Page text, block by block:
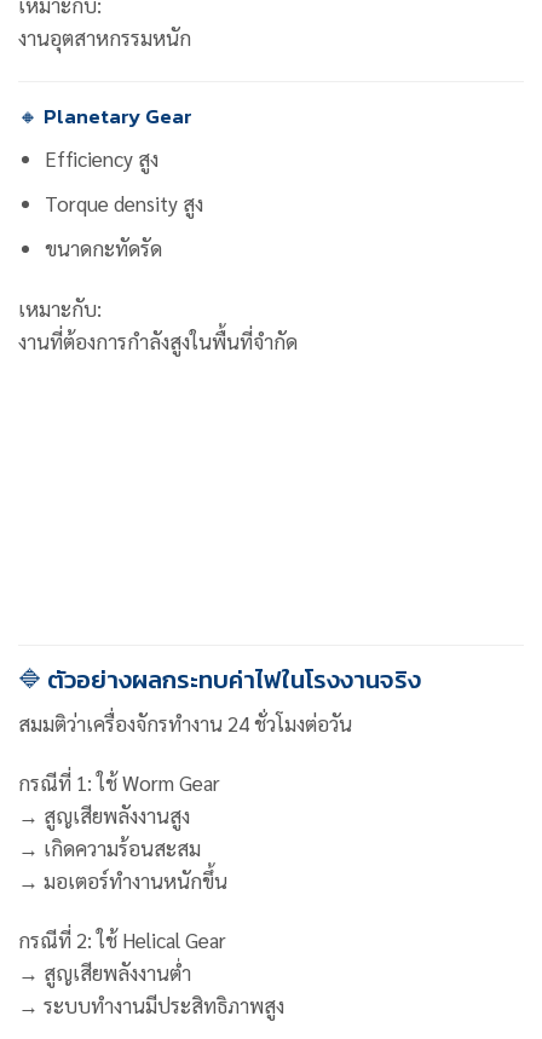
งานอุตสาหกรรมหนัก
🔸 Planetary Gear
Efficiency สูง
Torque density สูง
ขนาดกะทัดรัด
เหมาะกับ:
งานที่ต้องการกำลังสูงในพื้นที่จำกัด
🔷 ตัวอย่างผลกระทบค่าไฟในโรงงานจริง
สมมติว่าเครื่องจักรทำงาน 24 ชั่วโมงต่อวัน
กรณีที่ 1: ใช้ Worm Gear
→ สูญเสียพลังงานสูง
→ เกิดความร้อนสะสม
→ มอเตอร์ทำงานหนักขึ้น
กรณีที่ 2: ใช้ Helical Gear
→ สูญเสียพลังงานต่ำ
→ ระบบทำงานมีประสิทธิภาพสูง